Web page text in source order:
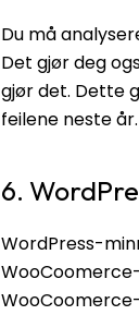
Du må
Det gjør deg
gjør det. Dette
feilene neste år.
6.
WordPress-